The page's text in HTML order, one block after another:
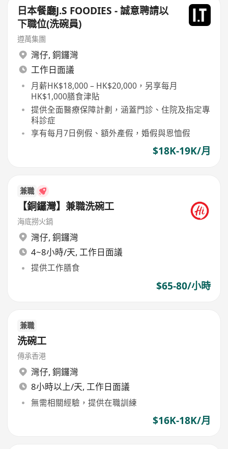
日本餐廳J.S FOODIES - 誠意聘請以
下職位(洗碗員)
遵萬集團
灣仔, 銅鑼灣
工作日面議
月薪HK$18,000 – HK$20,000，另享每月
HK$1,000膳食津貼
提供全面醫療保障計劃，涵蓋門診、住院及指定專
科診症
享有每月7日例假、額外產假，婚假與恩恤假
$18K-19K/月
兼職
【銅鑼灣】兼職洗碗工
海底撈火鍋
灣仔, 銅鑼灣
4~8小時/天, 工作日面議
提供工作膳食
$65-80/小時
兼職
洗碗工
傳承香港
灣仔, 銅鑼灣
8小時以上/天, 工作日面議
無需相關經驗，提供在職訓練
$16K-18K/月